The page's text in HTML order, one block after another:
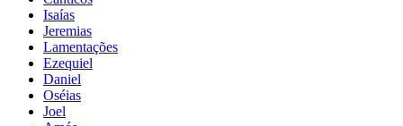
Isaías
Jeremias
Lamentações
Ezequiel
Daniel
Oséias
Joel